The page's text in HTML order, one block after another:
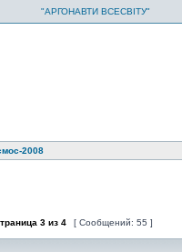
"АРГОНАВТИ ВСЕСВІТУ"
2008
3 из 4 [ Сообщений: 55 ]